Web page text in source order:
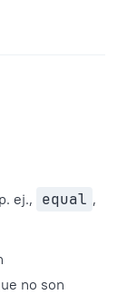
ej., equal ,
no son